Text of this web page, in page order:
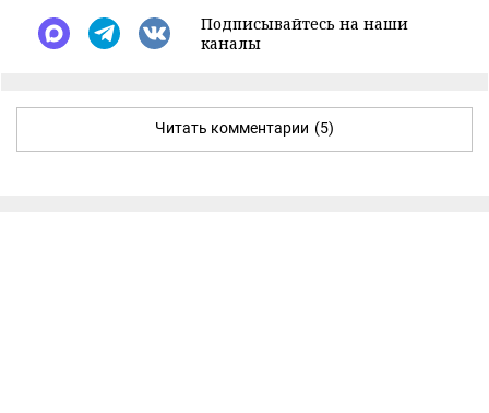
Подписывайтесь на наши
каналы
Читать комментарии (5)